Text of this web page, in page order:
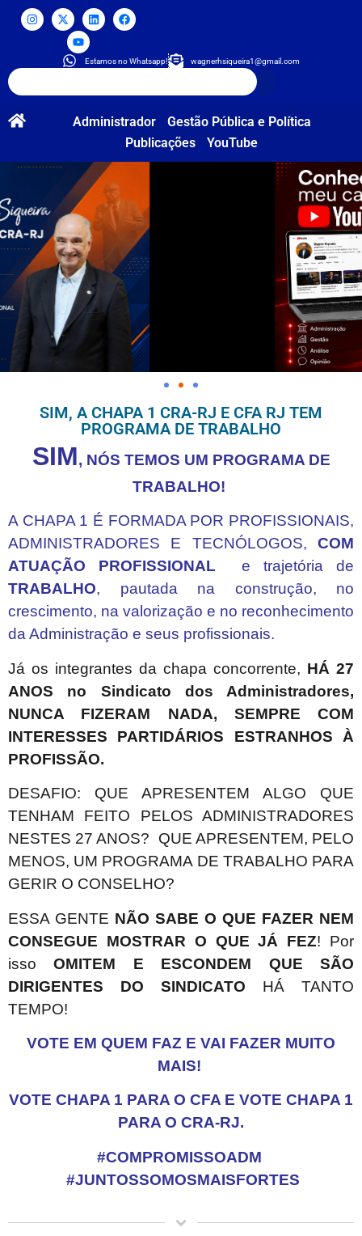
Estamos no Whatsapp! wagnerhsiqueira1@gmail.com
Administrador
Gestão Pública e Política
Publicações
YouTube
SIM, A CHAPA 1 CRA-RJ E CFA RJ TEM
PROGRAMA DE TRABALHO
SIM, NÓS TEMOS UM PROGRAMA DE
TRABALHO!
A CHAPA 1 É FORMADA POR PROFISSIONAIS,
ADMINISTRADORES E TECNÓLOGOS, COM
ATUAÇÃO PROFISSIONAL e trajetória de
TRABALHO, pautada na construção, no
crescimento, na valorização e no reconhecimento
da Administração e seus profissionais.
Já os integrantes da chapa concorrente, HÁ 27
ANOS no Sindicato dos Administradores,
NUNCA FIZERAM NADA, SEMPRE COM
INTERESSES PARTIDÁRIOS ESTRANHOS À
PROFISSÃO.
DESAFIO: QUE APRESENTEM ALGO QUE
TENHAM FEITO PELOS ADMINISTRADORES
NESTES 27 ANOS? QUE APRESENTEM, PELO
MENOS, UM PROGRAMA DE TRABALHO PARA
GERIR O CONSELHO?
ESSA GENTE NÃO SABE O QUE FAZER NEM
CONSEGUE MOSTRAR O QUE JÁ FEZ! Por
issoOMITEM E ESCONDEM QUE SÃO
DIRIGENTES DO SINDICATO HÁ TANTO
TEMPO!
VOTE EM QUEM FAZ E VAI FAZER MUITO
MAIS!
VOTE CHAPA 1 PARA O CFA E VOTE CHAPA 1
PARA O CRA-RJ.
#COMPROMISSOADM
#JUNTOSSOMOSMAISFORTES